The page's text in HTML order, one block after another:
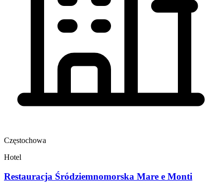
Częstochowa
Hotel
Restauracja Śródziemnomorska Mare e Monti